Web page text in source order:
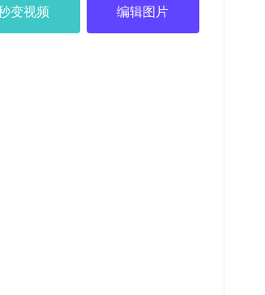
变视频 编辑图片